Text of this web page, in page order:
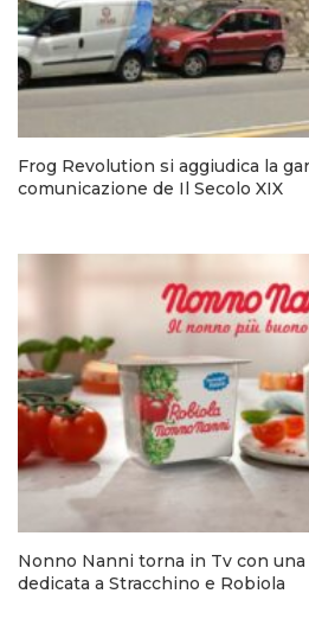
Frog Revolution si aggiudica la
comunicazione de Il Secolo XIX
Nonno Nanni torna in Tv con una
dedicata a Stracchino e Robiola